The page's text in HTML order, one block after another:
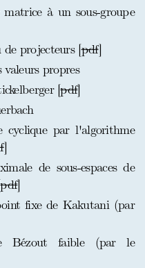
à un sous-groupe
projecteurs [pdf]
propres
[pdf]
cyclique par l'algorithme
]
de sous-espaces de
pdf]
fixe de Kakutani (par
Bézout faible (par le